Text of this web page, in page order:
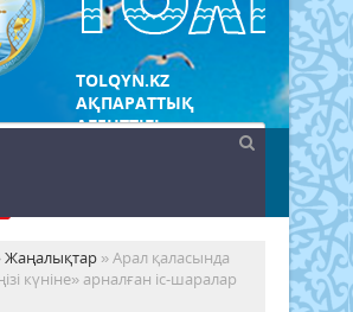
TOLQYN.KZ
АҚПАРАТТЫҚ
АГЕНТТІГІ
Жаңалықтар » Арал қаласында
күніне» арналған іс-шаралар